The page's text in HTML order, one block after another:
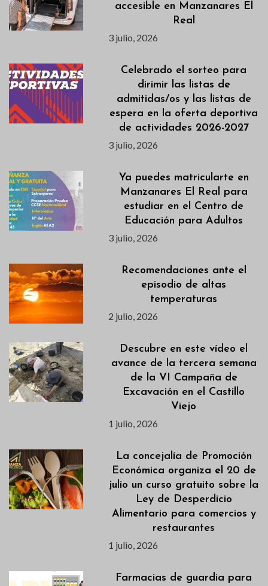
accesible en Manzanares El
Real
3 julio, 2026
Celebrado el sorteo para
dirimir las listas de
admitidas/os y las listas de
espera en la oferta deportiva
de actividades 2026-2027
3 julio, 2026
Ya puedes matricularte en
Manzanares El Real para
estudiar en el Centro de
Educación para Adultos
3 julio, 2026
Recomendaciones ante el
episodio de altas
temperaturas
2 julio, 2026
Descubre en este vídeo el
avance de la tercera semana
de la VI Campaña de
Excavación en el Castillo
Viejo
1 julio, 2026
La concejalía de Promoción
Económica organiza el 20 de
julio un curso gratuito sobre la
Ley de Desperdicio
Alimentario para comercios y
restaurantes
1 julio, 2026
Farmacias de guardia para